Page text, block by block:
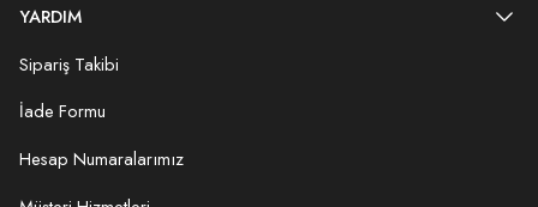
YARDIM
Sipariş Takibi
İade Formu
Hesap Numaralarımız